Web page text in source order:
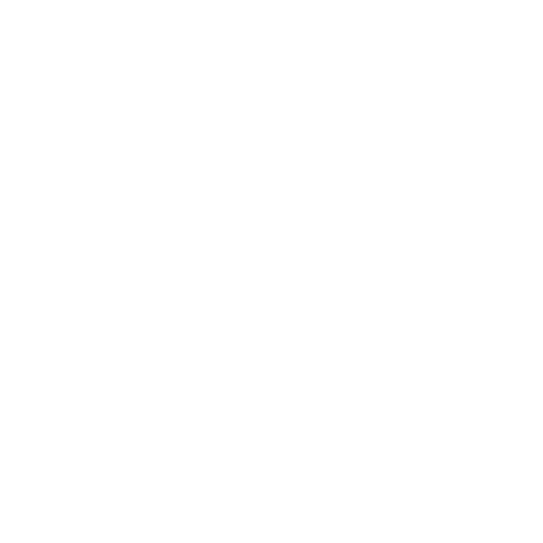
dışarıdan yiyecek ve
25 yaş ve altı
öğrenci ziyaretçilerimiz için
herhangi bir bilet ücreti